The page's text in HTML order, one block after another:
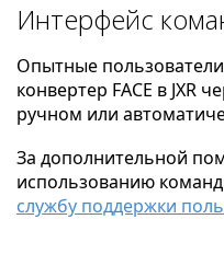
Интерфейс
Опытные
конвертер FACE в JXR
ручном или
За дополнительной
использованию
службу поддержки